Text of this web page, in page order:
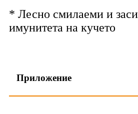
* Лесно смилаеми и
имунитета на кучето
Приложение